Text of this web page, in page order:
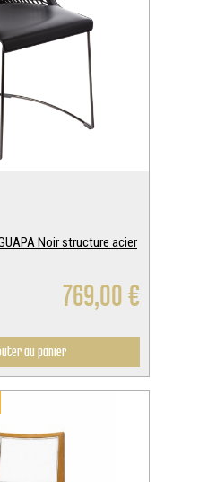
Noir structure acier
769,00 €
au panier